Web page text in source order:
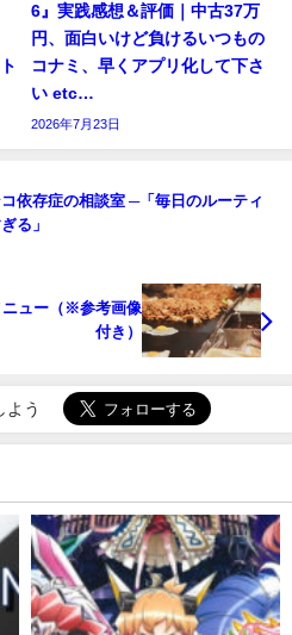
6』実践感想＆評価｜中古37万
円、面白いけど負けるいつもの
コナミ、早くアプリ化して下さ
い etc…
2026年7月23日
依存症の相談室 ─「毎日のルーティ
る」
ニュー（※参考画像
付き）
よう